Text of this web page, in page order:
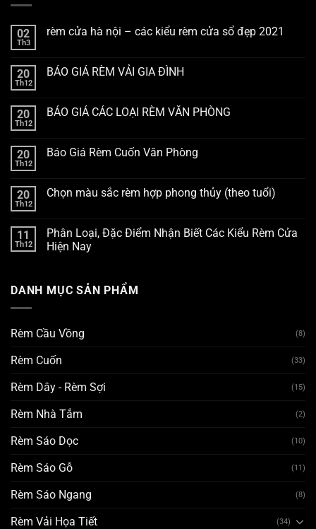
02
Th3
rèm cửa hà nội – các kiểu rèm cửa sổ đẹp 2021
20
Th12
BÁO GIÁ RÈM VẢI GIA ĐÌNH
20
Th12
BÁO GIÁ CÁC LOẠI RÈM VĂN PHÒNG
20
Th12
Báo Giá Rèm Cuốn Văn Phòng
20
Th12
Chọn màu sắc rèm hợp phong thủy (theo tuổi)
11
Th12
Phân Loại, Đặc Điểm Nhận Biết Các Kiểu Rèm Cửa
Hiện Nay
DANH MỤC SẢN PHẨM
Rèm Cầu Vồng (8)
Rèm Cuốn (33)
Rèm Dây - Rèm Sợi (15)
Rèm Nhà Tắm (2)
Rèm Sáo Dọc (10)
Rèm Sáo Gỗ (11)
Rèm Sáo Ngang (8)
Rèm Vải Họa Tiết (34)